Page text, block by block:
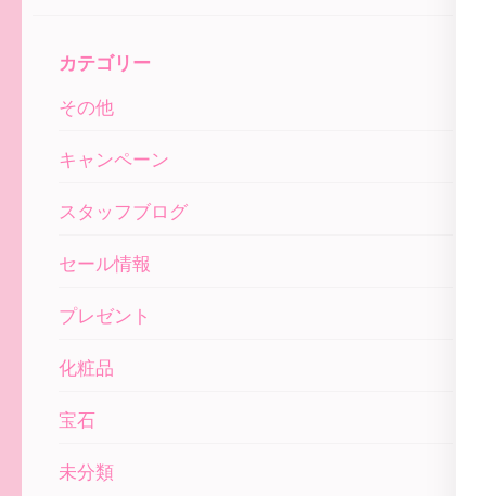
カテゴリー
その他
キャンペーン
スタッフブログ
セール情報
プレゼント
化粧品
宝石
未分類